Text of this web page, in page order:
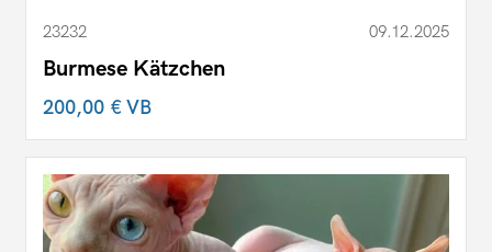
23232 09.12.2025
Burmese Kätzchen
200,00 €VB